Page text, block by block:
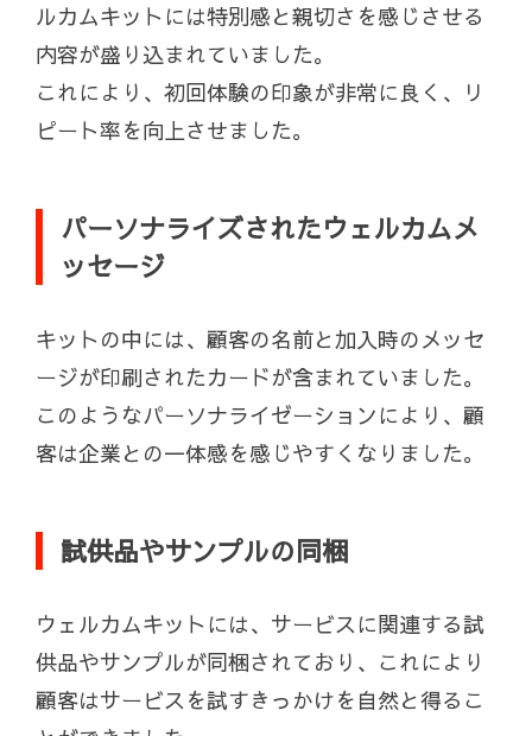
ルカムキットには特別感と親切さを感じさせる
内容が盛り込まれていました。
これにより、初回体験の印象が非常に良く、リ
ピート率を向上させました。
パーソナライズされたウェルカムメ
ッセージ
キットの中には、顧客の名前と加入時のメッセ
ージが印刷されたカードが含まれていました。
このようなパーソナライゼーションにより、顧
客は企業との一体感を感じやすくなりました。
試供品やサンプルの同梱
ウェルカムキットには、サービスに関連する試
供品やサンプルが同梱されており、これにより
顧客はサービスを試すきっかけを自然と得るこ